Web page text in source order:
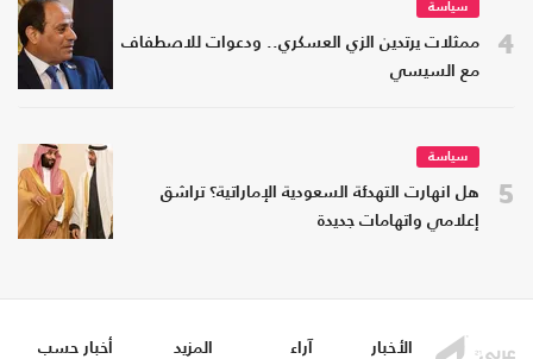
4
سياسة
ممثلات يرتدين الزي العسكري.. ودعوات للاصطفاف
مع السيسي
5
سياسة
هل انهارت التهدئة السعودية الإماراتية؟ تراشق
إعلامي واتهامات جديدة
الأخبار آراء المزيد
أخبار حسب